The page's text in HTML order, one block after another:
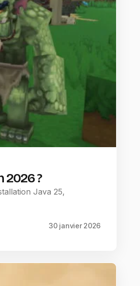
2026 ?
Java 25,
30 janvier 2026